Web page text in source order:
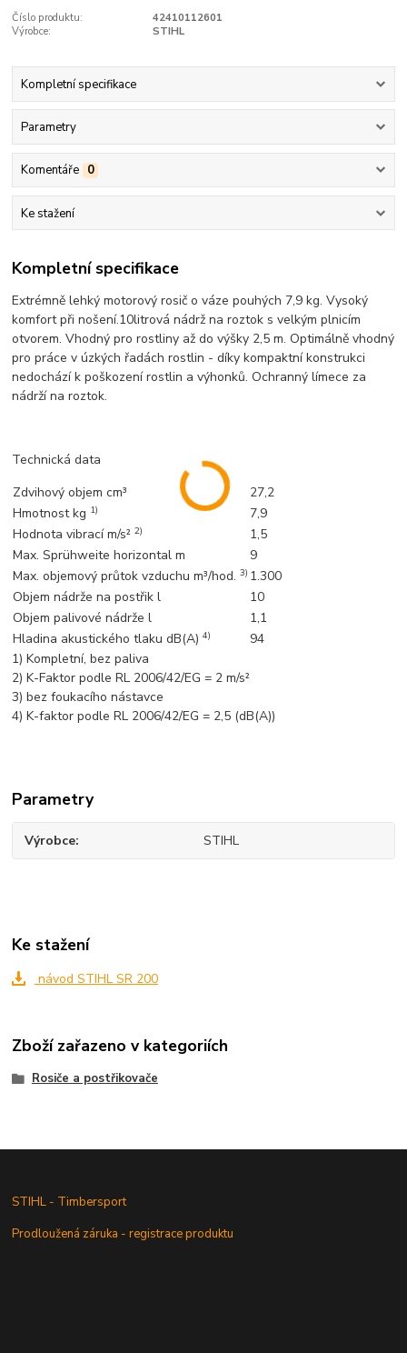
Číslo produktu:
42410112601
Výrobce:
STIHL
Kompletní specifikace
Parametry
Komentáře 0
Ke stažení
Kompletní specifikace
Extrémně lehký motorový rosič o váze pouhých 7,9 kg. Vysoký
komfort při nošení.10litrová nádrž na roztok s velkým plnicím
otvorem. Vhodný pro rostliny až do výšky 2,5 m. Optimálně vhodný
pro práce v úzkých řadách rostlin - díky kompaktní konstrukci
nedochází k poškození rostlin a výhonků. Ochranný límece za
nádrží na roztok.
Technická data
Zdvihový objem cm³
27,2
Hmotnost kg 1)
7,9
Hodnota vibrací m/s²2)
1,5
Max. Sprühweite horizontal m
9
Max. objemový průtok vzduchu m³/hod.3) 1.300
Objem nádrže na postřik l
10
Objem palivové nádrže l
1,1
Hladina akustického tlaku dB(A)4)
94
1) Kompletní, bez paliva
2) K-Faktor podle RL 2006/42/EG = 2 m/s²
3) bez foukacího nástavce
4) K-faktor podle RL 2006/42/EG = 2,5 (dB(A))
Parametry
Výrobce STIHL
Ke stažení
návod STIHL SR 200
Zboží zařazeno v kategoriích
Rosiče a postřikovače
STIHL - Timbersport
Prodloužená záruka - registrace produktu